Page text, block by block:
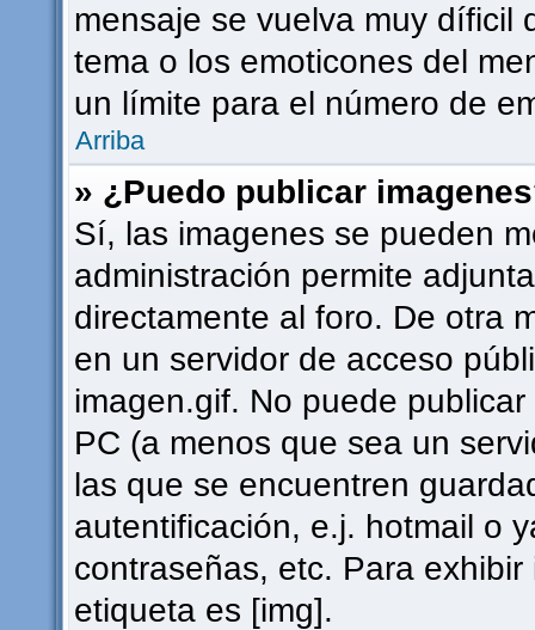
mensaje se vuelva muy díficil
tema o los emoticones del
un límite para el número de
Arriba
» ¿Puedo publicar
Sí, las imagenes se pueden
administración permite
directamente al foro. De otra
en un servidor de acceso
imagen.gif. No puede
PC (a menos que sea un
las que se encuentren
autentificación, e.j. hotmail o
contraseñas, etc. Para
etiqueta es [img].